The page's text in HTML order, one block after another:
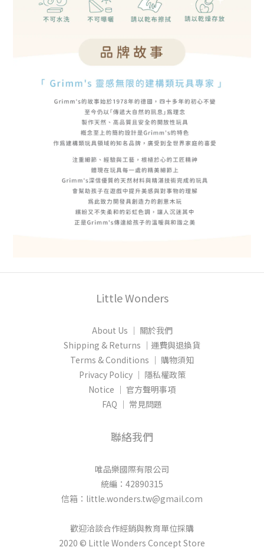
Little Wonders
About Us │ 關於我們
Shipping & Returns │運費與退換貨
Terms & Conditions │ 購物須知
Privacy Policy │ 隱私權政策
Notice │ 官方聲明事項
FAQ │ 常見問題
聯絡我們
唯品樂國際有限公司
統編：42890315
信箱：little.wonders.tw@gmail.com
歡迎洽談合作經銷與教育單位採購
2020 © Little Wonders Concept Store